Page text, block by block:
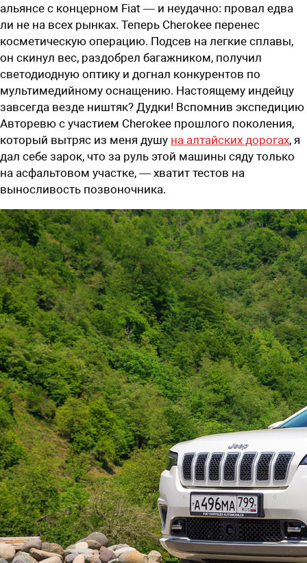
альянсе с концерном Fiat — и неудачно: провал едва
ли не на всех рынках. Теперь Cherokee перенес
косметическую операцию. Подсев на легкие сплавы,
он скинул вес, раздобрел багажником, получил
светодиодную оптику и догнал конкурентов по
мультимедийному оснащению. Настоящему индейцу
завсегда везде ништяк? Дудки! Вспомнив экспедицию
Авторевю с участием Cherokee прошлого поколения,
который вытряс из меня душу на алтайских дорогах, я
дал себе зарок, что за руль этой машины сяду только
на асфальтовом участке, — хватит тестов на
выносливость позвоночника. ­